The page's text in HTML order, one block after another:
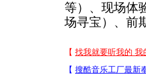
等）、现场体
场寻宝）、前